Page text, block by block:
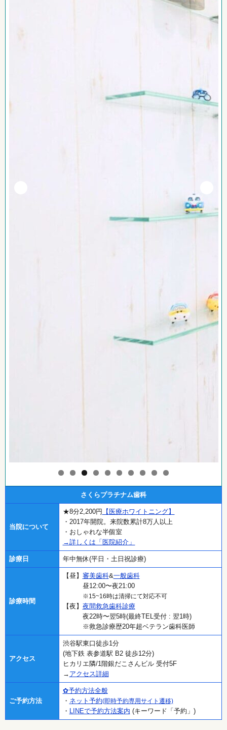
0
さくらプラチナム歯科
当院について
★8分2,200円 【医療ホワイトニング】
・2017年開院。来院数累計8万人以上
・おしゃれな半個室
→詳しくは「医院紹介」
診療日 年中無休(平日・土日祝診療)
診療時間
【昼】 審美歯科&一般歯科
昼12:00〜夜21:00
※15~16時は清掃にて対応不可
【夜】 夜間救急歯科診療
夜22時〜翌5時(最終TEL受付 : 翌1時)
※救急診療歴20年超ベテラン歯科医師
アクセス
渋谷駅東口徒歩1分
(地下鉄 表参道駅 B2 徒歩12分)
ヒカリエ隣/1階銀だこさんビル 受付5F
→ アクセス詳細
ご予約方法
✿予約方法全般
・ ネット予約(即時予約専用サイト遷移)
・ LINEで予約方法案内 (キーワード「予約」)